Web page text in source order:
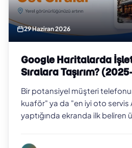
29 Haziran 2026
Google Haritalarda
Sıralara Taşırım?
Bir potansiyel müşteri
kuaför" ya da "en iyi oto servis
yaptığında ekranda ilk beliren